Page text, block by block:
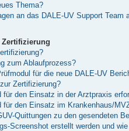
Thema?
an das DALE-UV Support
Zertifizierung
zum Ablaufprozess?
für die neue DALE-UV
Zertifizierung?
den Einsatz in der Arztpraxis
für den Einsatz im Krankenhaus/
Quittungen zu den gesendeten
Screenshot erstellt werden und